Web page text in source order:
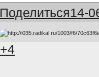
Поделиться14-
+4